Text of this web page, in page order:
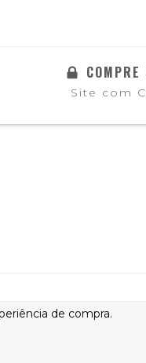
de compra.
COMPRE
Site com